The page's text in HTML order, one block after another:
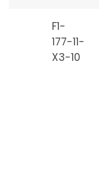
F1-
177-11-
X3-10